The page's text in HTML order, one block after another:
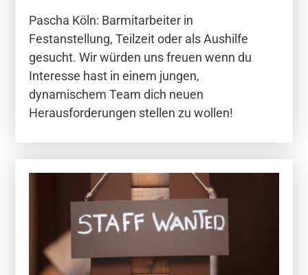
Pascha Köln: Barmitarbeiter in
Festanstellung, Teilzeit oder als Aushilfe
gesucht. Wir würden uns freuen wenn du
Interesse hast in einem jungen,
dynamischem Team dich neuen
Herausforderungen stellen zu wollen!